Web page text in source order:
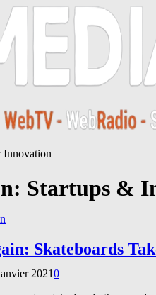
Innovation
Startups &
Skateboards
20210